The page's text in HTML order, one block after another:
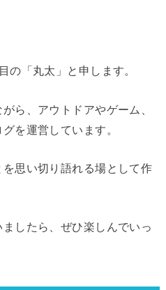
の「丸太」と申します。
ら、アウトドアやゲーム、
を運営しています。
思い切り語れる場として作
したら、ぜひ楽しんでいっ